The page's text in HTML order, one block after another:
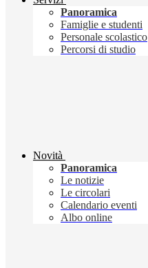
Panoramica
Famiglie e studenti
Personale scolastico
Percorsi di studio
Novità
Panoramica
Le notizie
Le circolari
Calendario eventi
Albo online